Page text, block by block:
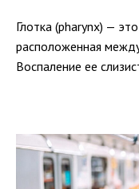
Глотка (pharynx) —
расположенная
Воспаление ее